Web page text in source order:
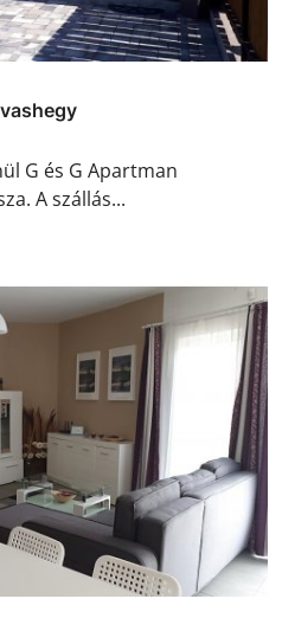
G és G Apartman
A szállás...